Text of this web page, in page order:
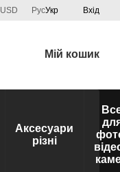
USD РусУкр Вхід
Мій кошик
Аксесуари
різні